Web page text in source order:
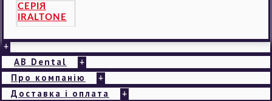
СЕРІЯ
IRALTONE
+
AB Dental +
Про компанію +
Доставка і оплата +